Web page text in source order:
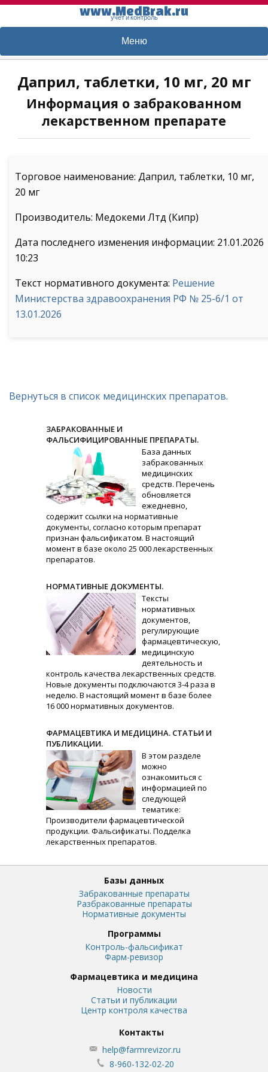
www.MedBrak.ru
учет и контроль
Меню
Даприл, таблетки, 10 мг, 20 мг
Информация о забракованном
лекарственном препарате
Торговое наименование: Даприл, таблетки, 10 мг,
20 мг
Производитель: Медокеми Лтд (Кипр)
Дата последнего изменения информации: 21.01.2026
10:23
Текст нормативного документа: Решение
Министерства здравоохранения РФ № 25-6/1 от
13.01.2026
Вернуться в список медицинских препаратов.
ЗАБРАКОВАННЫЕ И
ФАЛЬСИФИЦИРОВАННЫЕ ПРЕПАРАТЫ.
База данных
забракованных
медицинских
средств. Перечень
обновляется
ежедневно,
содержит ссылки на нормативные
документы, согласно которым препарат
признан фальсификатом. В настоящий
момент в базе около 25 000 лекарственных
препаратов.
НОРМАТИВНЫЕ ДОКУМЕНТЫ.
Тексты
нормативных
документов,
регулирующие
фармацевтическую,
медицинскую
деятельность и
контроль качества лекарственных средств.
Новые документы подключаются 3-4 раза в
неделю. В настоящий момент в базе более
16 000 нормативных документов.
ФАРМАЦЕВТИКА И МЕДИЦИНА. СТАТЬИ И
ПУБЛИКАЦИИ.
В этом разделе
можно
ознакомиться с
информацией по
следующей
тематике:
Производители фармацевтической
продукции. Фальсификаты. Подделка
лекарственных препаратов.
Базы данных
Забракованные препараты
Разбракованные препараты
Нормативные документы
Программы
Контроль-фальсификат
Фарм-ревизор
Фармацевтика и медицина
Новости
Статьи и публикации
Центр контроля качества
Контакты
help@farmrevizor.ru
8-960-132-02-20